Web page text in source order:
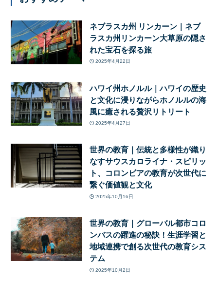
ネブラスカ州 リンカーン｜ネブ
ラスカ州リンカーン大草原の隠さ
れた宝石を探る旅
2025年4月22日
ハワイ州ホノルル｜ハワイの歴史
と文化に浸りながらホノルルの海
風に癒される贅沢リトリート
2025年4月27日
世界の教育｜伝統と多様性が織り
なすサウスカロライナ・スピリッ
ト、コロンビアの教育が次世代に
繋ぐ価値観と文化
2025年10月16日
世界の教育｜グローバル都市コロ
ンバスの躍進の秘訣！生涯学習と
地域連携で創る次世代の教育シス
テム
2025年10月2日